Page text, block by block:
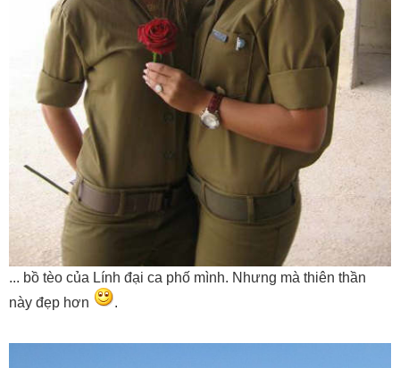
... bồ tèo của Lính đại ca phố mình. Nhưng mà thiên thần
này đẹp hơn
.